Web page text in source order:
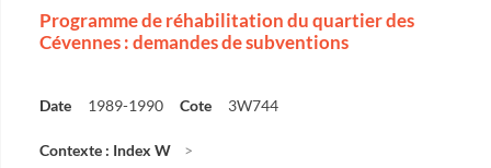
Programme de réhabilitation du quartier des
Cévennes : demandes de subventions
Date 1989-1990 Cote 3W744
Contexte : Index W